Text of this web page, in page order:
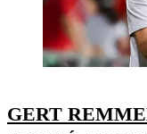
GERT